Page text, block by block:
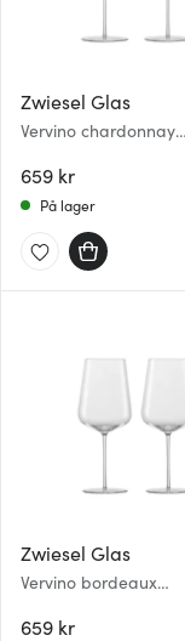
Zwiesel Glas
Vervino chardonnay
659 kr
På lager
Zwiesel Glas
Vervino bordeaux
659 kr